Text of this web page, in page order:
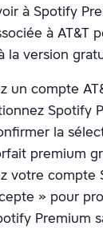
à Spotify
à AT&T
la version
un compte
Spotify
la
premium
votre compte
» pour
Premium